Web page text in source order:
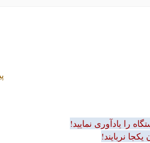
را یادآوری نمایید!
نربایند!